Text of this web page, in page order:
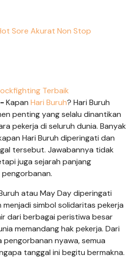
Sore Akurat Non Stop
Terbaik
Kapan Hari Buruh? Hari Buruh
penting yang selalu dinantikan
pekerja di seluruh dunia. Banyak
Hari Buruh diperingati dan
tersebut. Jawabannya tidak
juga sejarah panjang
atau May Day diperingati
menjadi simbol solidaritas pekerja
dari berbagai peristiwa besar
memandang hak pekerja. Dari
pengorbanan nyawa, semua
tanggal ini begitu bermakna.